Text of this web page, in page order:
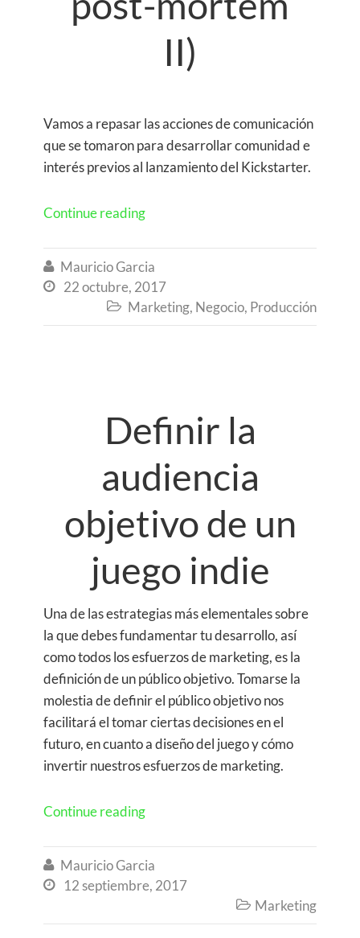
II)
Vamos a repasar las acciones de comunicación
que se tomaron para desarrollar comunidad e
interés previos al lanzamiento del Kickstarter.
Continue reading
 Mauricio Garcia
 22 octubre, 2017
 Marketing, Negocio, Producción
Definir la
audiencia
objetivo de un
juego indie
Una de las estrategias más elementales sobre
la que debes fundamentar tu desarrollo, así
como todos los esfuerzos de marketing, es la
definición de un público objetivo. Tomarse la
molestia de definir el público objetivo nos
facilitará el tomar ciertas decisiones en el
futuro, en cuanto a diseño del juego y cómo
invertir nuestros esfuerzos de marketing.
Continue reading
 Mauricio Garcia
 12 septiembre, 2017
 Marketing